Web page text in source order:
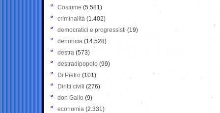
Costume (5.581)
criminalità (1.402)
democratici e progressisti (19)
denuncia (14.528)
destra (573)
destradipopolo (99)
Di Pietro (101)
Diritti civili (276)
don Gallo (9)
economia (2.331)